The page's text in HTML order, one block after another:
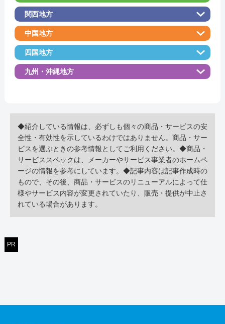
公式サイトを見る
03-3351-8202
引用元：パソコンドック24
料金・メニューを見る
公式サイトを見る
詳細は公式HPでご確認ください。
引用元：ケ―ズファクトリ―
ど、機種を問わず、広範な修理サービスを提
供しています。高額なメーカー修理を避けた
い方や、他店で断られた方にも対応してくれ
ます。さらに、部品の取り寄せが可能な限
り、修理対象を拡大しています。 スマホ修理
も得意分野で、水没や画面割れ、バッテリー
るそうです。iPhoneやAndroid系のスマホの両
方に対応しています。特に、水没したスマホ
は完全分解し、パーツや基板を洗浄、乾燥す
る徹底的な対応を行ってくれます。 データ消
去なしで修理可能で、修理後もデータを残し
てくれるので安心です。故障や不具合が発生
した際には、まずDigital☆Stationに相談してみ
てください。
関西地方
中国地方
四国地方
九州・沖縄地方
◆紹介している情報は、必ずしも個々の商品・サービスの安
全性・有効性を示しているわけではありません。商品・サー
ビスを選ぶときの参考情報としてご利用ください。◆商品・
サービススペックは、メーカーやサービス事業者のホームペ
ージの情報を参考にしています。◆記事内容は記事作成時の
もので、その後、商品・サービスのリニューアルによって仕
様やサービス内容が変更されていたり、販売・提供が中止さ
れている場合があります。
PR